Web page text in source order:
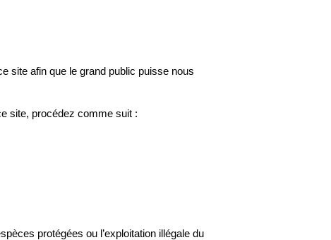
site afin que le grand public puisse nous
site, procédez comme suit :
protégées ou l’exploitation illégale du